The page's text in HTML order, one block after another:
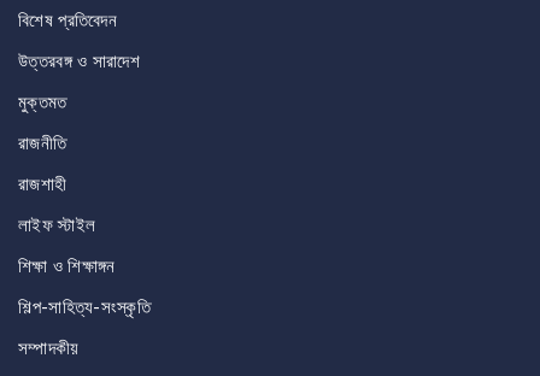
বিশেষ প্রতিবেদন
উত্তরবঙ্গ ও সারাদেশ
মুক্তমত
রাজনীতি
রাজশাহী
লাইফ স্টাইল
শিক্ষা ও শিক্ষাঙ্গন
শিল্প-সাহিত্য-সংস্কৃতি
সম্পাদকীয়